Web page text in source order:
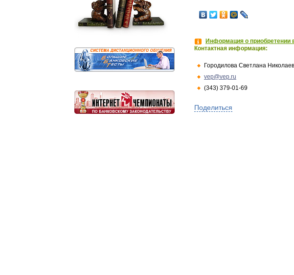
Информация о приобретении
Контактная информация:
Городилова Светлана
vep@vep.ru
(343) 379-01-69
Поделиться